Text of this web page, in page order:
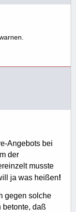
Angebots bei
der
musste
ja was heißen!
gegen solche
betonte, daß